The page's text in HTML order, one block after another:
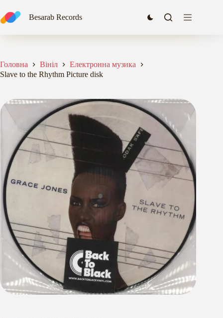
до
вмісту
1675,00₴
Додати в кошик
Besarab Records
Головна Вініл
Електронна музика
Slave to the Rhythm Picture disk